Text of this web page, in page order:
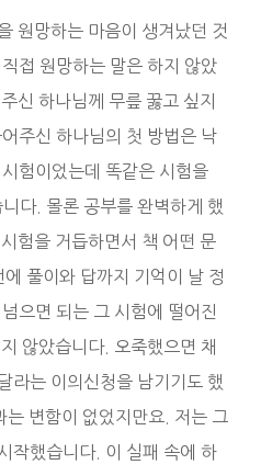
원망하는 마음이 생겨났던 것
접 원망하는 말은 하지 않았
신 하나님께 무릎 꿇고 싶지
주신 하나님의 첫 방법은 낙
험이었는데 똑같은 시험을
다. 몰론 공부를 완벽하게 했
험을 거듭하면서 책 어떤 문
풀이와 답까지 기억이 날 정
으면 되는 그 시험에 떨어진
않았습니다. 오죽했으면 채
라는 이의신청을 남기기도 했
변함이 없었지만요. 저는 그
작했습니다. 이 실패 속에 하